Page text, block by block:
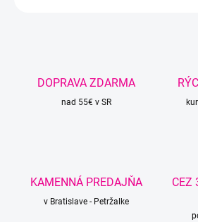
DOPRAVA ZDARMA
nad 55€ v SR
KAMENNÁ PREDAJŇA
v Bratislave - Petržalke
CEZ